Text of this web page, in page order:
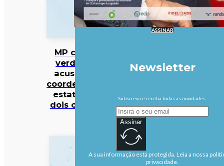
MP cabo-
verdiano
acusa ex-
coordenador
estatal de
dois crimes
ASSINAR
Newsletter
Subscreva e receba todas as novidades.
Assinar
A sua informação está protegida. Leia a nossa
privacidade.